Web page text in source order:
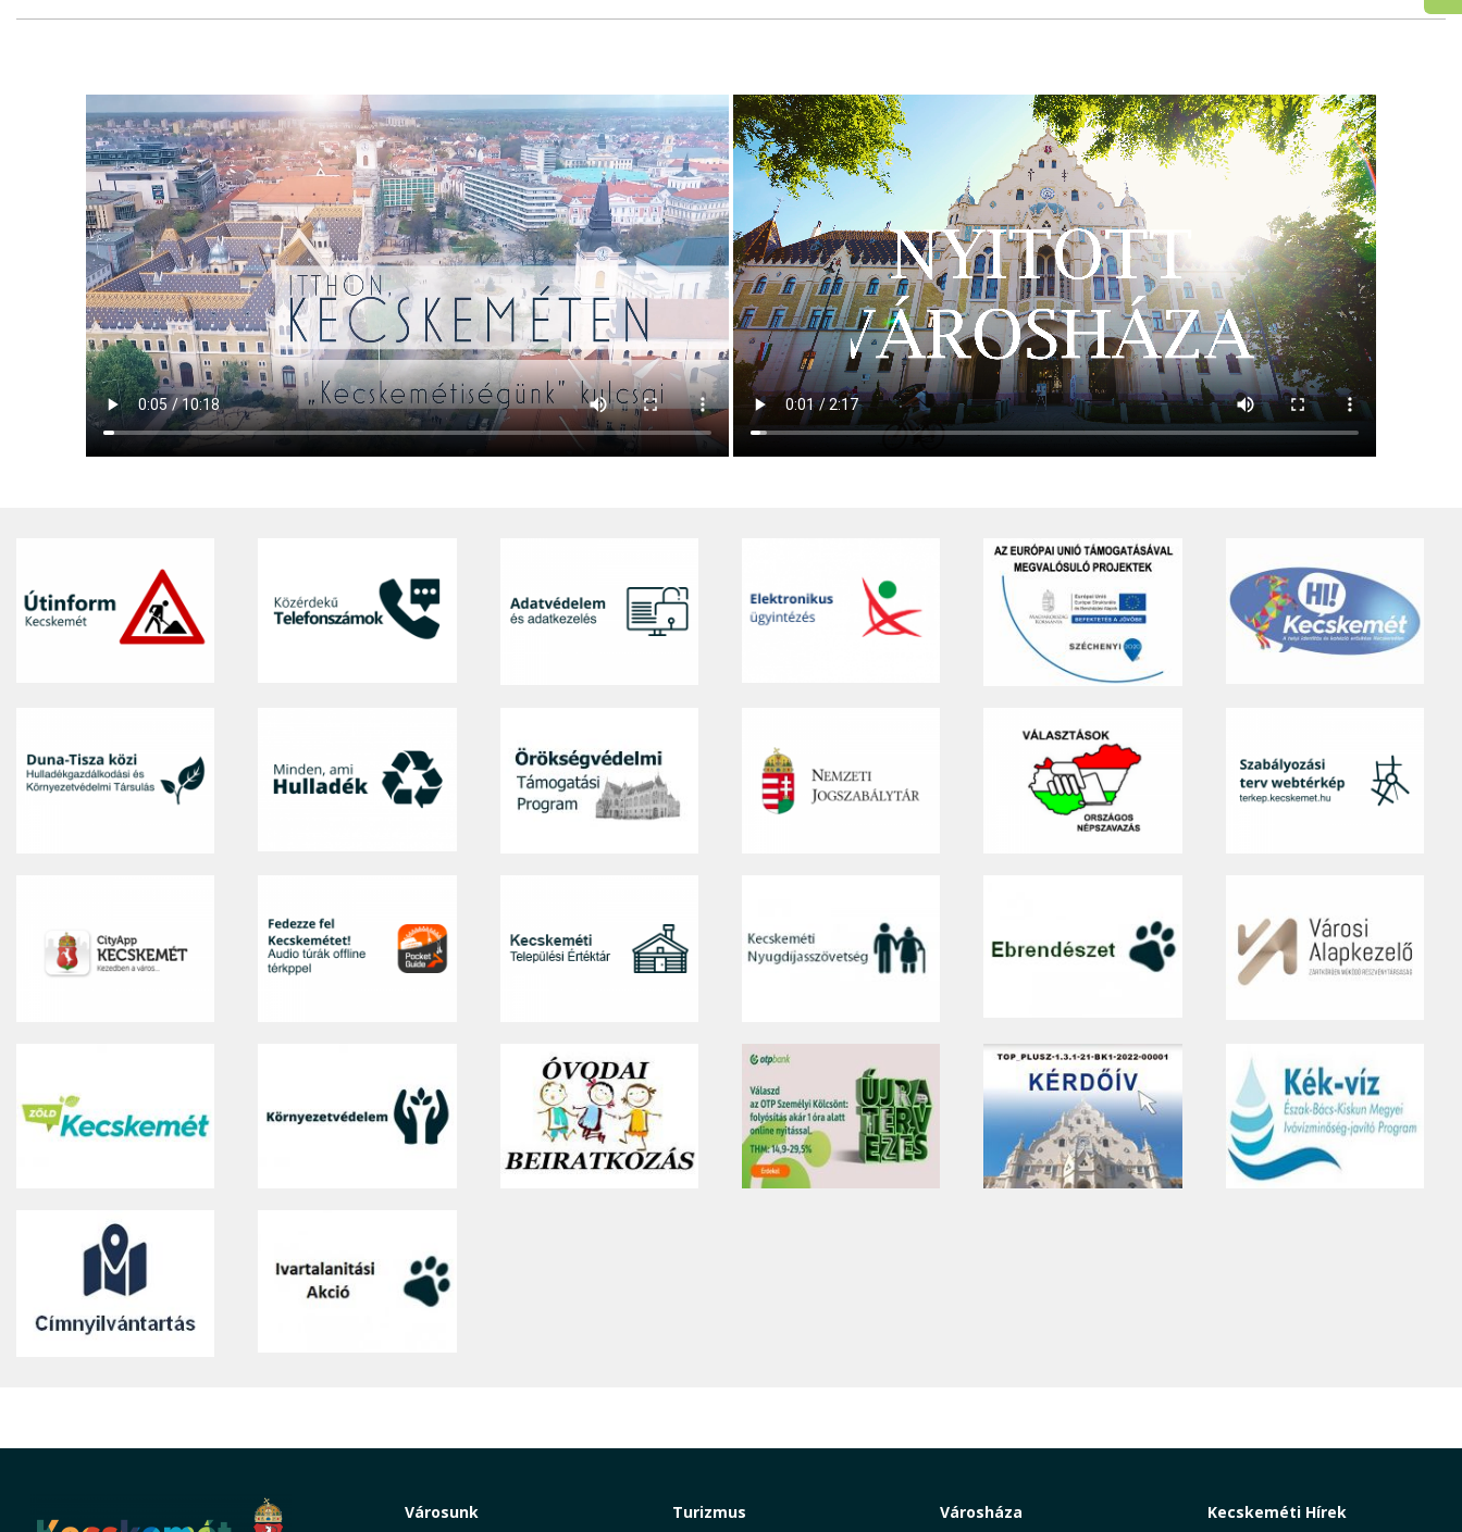
Városunk Turizmus Városháza Kecskeméti Hírek